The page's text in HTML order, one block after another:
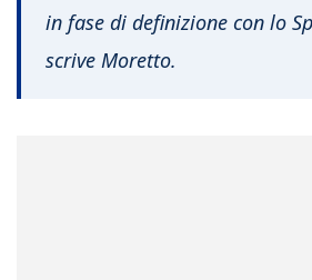
in fase di definizione con lo
scrive Moretto.